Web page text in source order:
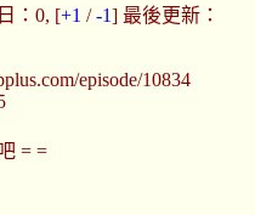
：0, [+1 /-1] 最後更新：
episode/10834
= =